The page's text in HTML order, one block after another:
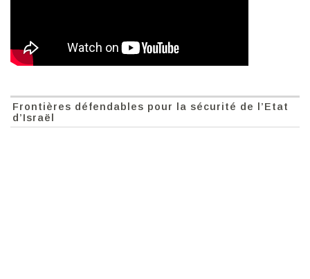
Frontières défendables pour la sécurité de l’Etat
d’Israël